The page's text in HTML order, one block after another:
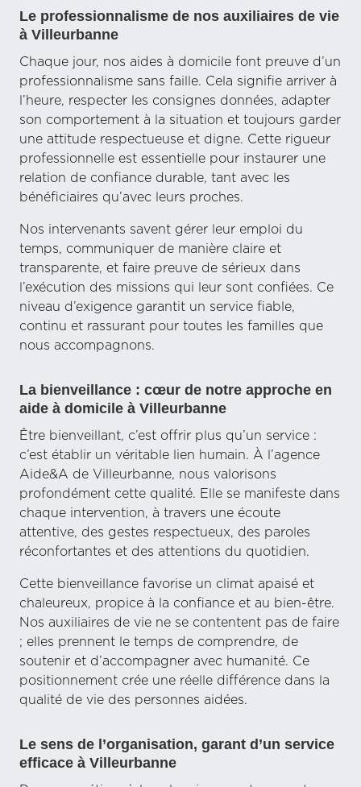
Le professionnalisme de nos auxiliaires de vie
à Villeurbanne
Chaque jour, nos aides à domicile font preuve d’un
professionnalisme sans faille. Cela signifie arriver à
l’heure, respecter les consignes données, adapter
son comportement à la situation et toujours garder
une attitude respectueuse et digne. Cette rigueur
professionnelle est essentielle pour instaurer une
relation de confiance durable, tant avec les
bénéficiaires qu’avec leurs proches.
Nos intervenants savent gérer leur emploi du
temps, communiquer de manière claire et
transparente, et faire preuve de sérieux dans
l’exécution des missions qui leur sont confiées. Ce
niveau d’exigence garantit un service fiable,
continu et rassurant pour toutes les familles que
nous accompagnons.
La bienveillance : cœur de notre approche en
aide à domicile à Villeurbanne
Être bienveillant, c’est offrir plus qu’un service :
c’est établir un véritable lien humain. À l’agence
Aide&A de Villeurbanne, nous valorisons
profondément cette qualité. Elle se manifeste dans
chaque intervention, à travers une écoute
attentive, des gestes respectueux, des paroles
réconfortantes et des attentions du quotidien.
Cette bienveillance favorise un climat apaisé et
chaleureux, propice à la confiance et au bien-être.
Nos auxiliaires de vie ne se contentent pas de faire
; elles prennent le temps de comprendre, de
soutenir et d’accompagner avec humanité. Ce
positionnement crée une réelle différence dans la
qualité de vie des personnes aidées.
Le sens de l’organisation, garant d’un service
efficace à Villeurbanne